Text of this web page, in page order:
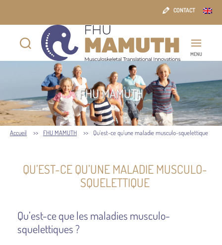
CONTACT
MAMUTH
MENU
FHU MAMUTH
Accueil FHU MAMUTH Qu’est-ce qu’une maladie musculo-squelettique
QU’EST-CE QU’UNE MALADIE MUSCULO-
SQUELETTIQUE
Qu’est-ce que les maladies musculo-
squelettiques ?